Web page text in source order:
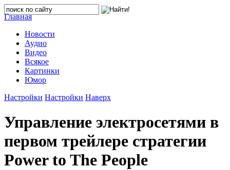
Главная
Новости
Аудио
Видео
Всякое
Картинки
Юмор
Настройки Настройки Наверх
Управление электросетями в
первом трейлере стратегии
Power to The People